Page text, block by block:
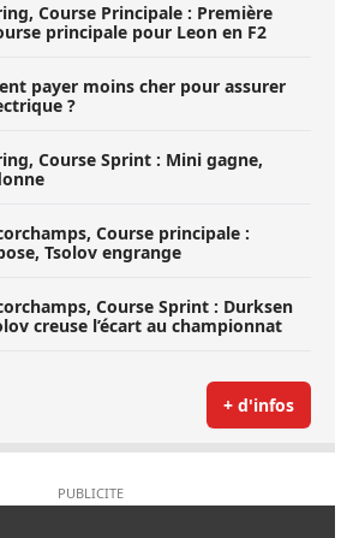
Course Principale : Première
principale pour Leon en F2
payer moins cher pour assurer
?
Course Sprint : Mini gagne,
Course principale :
Tsolov engrange
Course Sprint : Durksen
creuse l’écart au championnat
+ d'infos